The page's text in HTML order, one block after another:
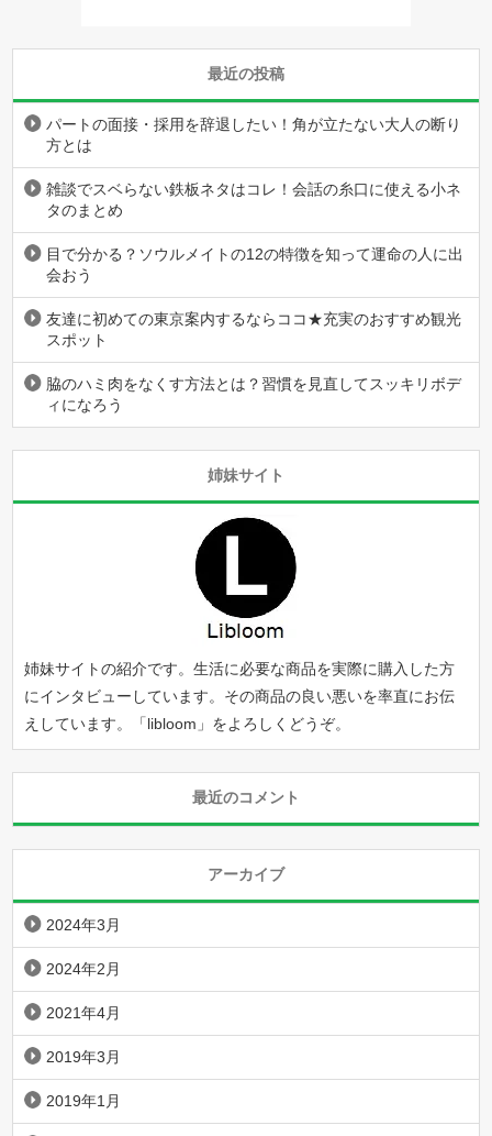
最近の投稿
パートの面接・採用を辞退したい！角が立たない大人の断り
方とは
雑談でスベらない鉄板ネタはコレ！会話の糸口に使える小ネ
タのまとめ
目で分かる？ソウルメイトの12の特徴を知って運命の人に出
会おう
友達に初めての東京案内するならココ★充実のおすすめ観光
スポット
脇のハミ肉をなくす方法とは？習慣を見直してスッキリボデ
ィになろう
姉妹サイト
姉妹サイトの紹介です。生活に必要な商品を実際に購入した方
にインタビューしています。その商品の良い悪いを率直にお伝
えしています。「libloom 」をよろしくどうぞ。
最近のコメント
アーカイブ
2024年3月
2024年2月
2021年4月
2019年3月
2019年1月